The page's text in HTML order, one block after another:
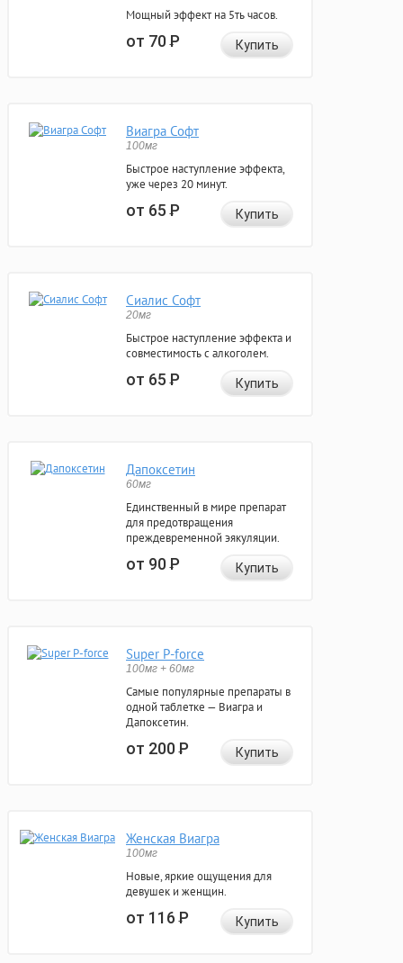
Мощный эффект на 5ть часов.
от 70Р Купить
Виагра Софт
100мг
Быстрое наступление эффекта,
уже через 20 минут.
от 65Р Купить
Сиалис Софт
20мг
Быстрое наступление эффекта и
совместимость с алкоголем.
от 65Р Купить
Дапоксетин
60мг
Единственный в мире препарат
для предотвращения
преждевременной эякуляции.
от 90Р Купить
Super P-force
100мг + 60мг
Самые популярные препараты в
одной таблетке — Виагра и
Дапоксетин.
от 200Р Купить
Женская Виагра
100мг
Новые, яркие ощущения для
девушек и женщин.
от 116Р Купить